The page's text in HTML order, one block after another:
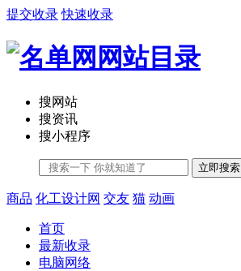
提交收录 快速收录
搜网站
搜资讯
搜小程序
立即搜索
商品 化工设计网 交友 猫 动画
首页
最新收录
电脑网络